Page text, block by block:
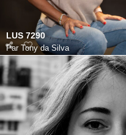
LUS 7290
Par Tony da Silva